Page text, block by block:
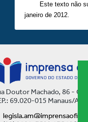
Este texto não
janeiro de 2012.
Doutor Machado, 86 -
69.020-015 Manaus/AM